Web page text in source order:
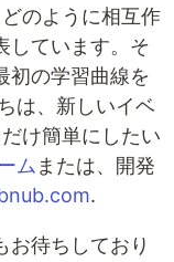
のように相互作
しています。そ
初の学習曲線を
は、新しいイベ
け簡単にしたい
ム または、開発
.
お待ちしており